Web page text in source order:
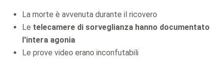
La morte è avvenuta durante il ricovero
Le telecamere di sorveglianza hanno documentato
l'intera agonia
Le prove video erano inconfutabili